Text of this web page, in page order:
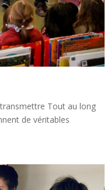
Tout au long
de véritables